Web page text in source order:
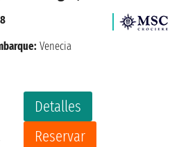
Detalles
Reservar
Venecia